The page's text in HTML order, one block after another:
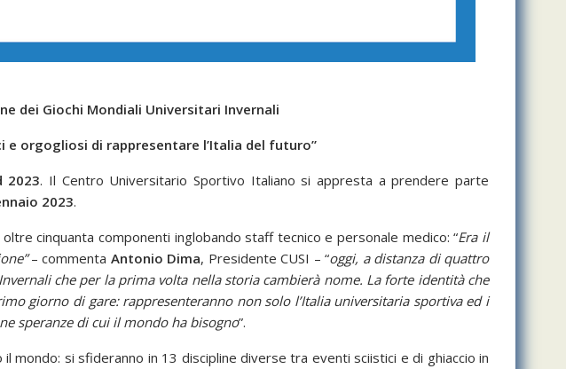
dei Giochi Mondiali Universitari Invernali
e orgogliosi di rappresentare l’Italia del futuro”
2023. Il Centro Universitario Sportivo Italiano si appresta a prendere parte
2023.
cinquanta componenti inglobando staff tecnico e personale medico: “Era il
– commenta Antonio Dima, Presidente CUSI – “oggi, a distanza di quattro
che per la prima volta nella storia cambierà nome. La forte identità che
giorno di gare: rappresenteranno non solo l’Italia universitaria sportiva ed i
speranze di cui il mondo ha bisogno”.
mondo: si sfideranno in 13 discipline diverse tra eventi sciistici e di ghiaccio in